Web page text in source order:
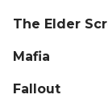
The Elder
Mafia
Fallout